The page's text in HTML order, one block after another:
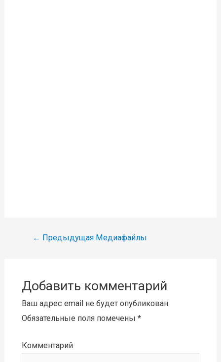
Навигация
← Предыдущая Медиафайлы
Добавить комментарий
Ваш адрес email не будет опубликован.
Обязательные поля помечены *
Комментарий